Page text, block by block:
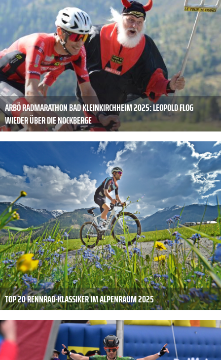
ARBÖ RADMARATHON BAD KLEINKIRCHHEIM 2025: LEOPOLD FLOG
WIEDER ÜBER DIE NOCKBERGE
TOP 20 RENNRAD-KLASSIKER IM ALPENRAUM 2025